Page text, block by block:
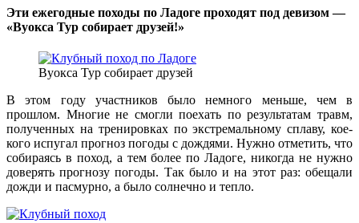
Эти ежегодные походы по Ладоге проходят под девизом —
«Вуокса Тур собирает друзей!»
Вуокса Тур собирает друзей
В этом году участников было немного меньше, чем в
прошлом. Многие не смогли поехать по результатам травм,
полученных на тренировках по экстремальному сплаву, кое-
кого испугал прогноз погоды с дождями. Нужно отметить, что
собираясь в поход, а тем более по Ладоге, никогда не нужно
доверять прогнозу погоды. Так было и на этот раз: обещали
дожди и пасмурно, а было солнечно и тепло.